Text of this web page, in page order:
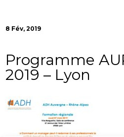
8 Fév, 2019
Programme
2019 – Lyon